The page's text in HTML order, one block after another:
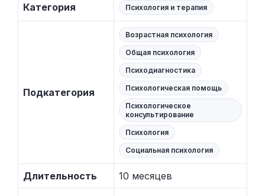
Категория Психология и терапия
Подкатегория
Возрастная психология
Общая психология
Психодиагностика
Психологическая помощь
Психологическое
консультирование
Психология
Социальная психология
Длительность 10 месяцев